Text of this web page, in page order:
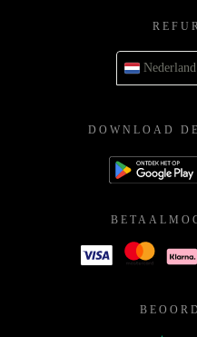
Nederland
DOWNLOAD